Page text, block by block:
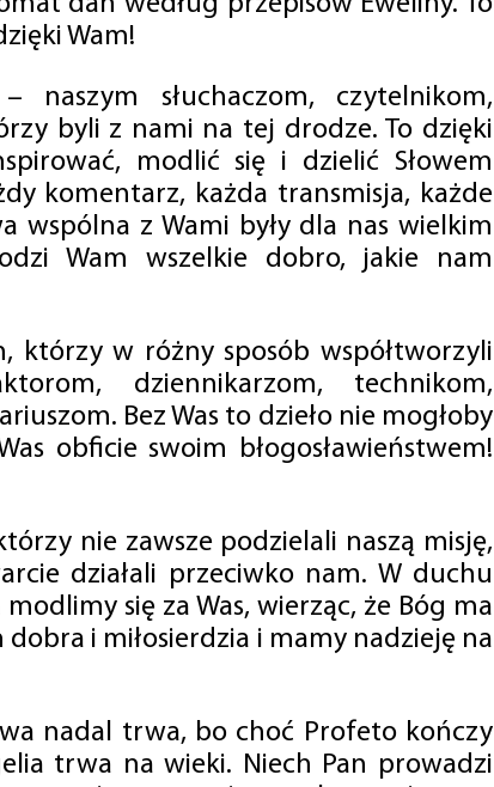
Wam!
naszym słuchaczom, czytelnikom,
byli z nami na tej drodze. To dzięki
modlić się i dzielić Słowem
komentarz, każda transmisja, każde
wspólna z Wami były dla nas wielkim
Wam wszelkie dobro, jakie nam
którzy w różny sposób współtworzyli
dziennikarzom, technikom,
Bez Was to dzieło nie mogłoby
obficie swoim błogosławieństwem!
nie zawsze podzielali naszą misję,
działali przeciwko nam. W duchu
się za Was, wierząc, że Bóg ma
dobra i miłosierdzia i mamy nadzieję na
nadal trwa, bo choć Profeto kończy
trwa na wieki. Niech Pan prowadzi